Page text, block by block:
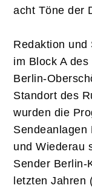
acht Töne der
Redaktion und
im Block A
Berlin-
Standort des
wurden die
Sendeanlagen
und Wiederau
Sender Berlin-
letzten Jahren